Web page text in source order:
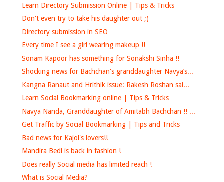
Learn Directory Submission Online | Tips & Tricks
Don't even try to take his daughter out ;)
Directory submission in SEO
Every time I see a girl wearing makeup !!
Sonam Kapoor has something for Sonakshi Sinha !!
Shocking news for Bachchan's granddaughter Navya’s...
Kangna Ranaut and Hrithik issue: Rakesh Roshan sai...
Learn Social Bookmarking online | Tips & Tricks
Navya Nanda, Granddaughter of Amitabh Bachchan !! ...
Get Traffic by Social Bookmarking | Tips and Tricks
Bad news for Kajol's lovers!!
Mandira Bedi is back in fashion !
Does really Social media has limited reach !
What is Social Media?